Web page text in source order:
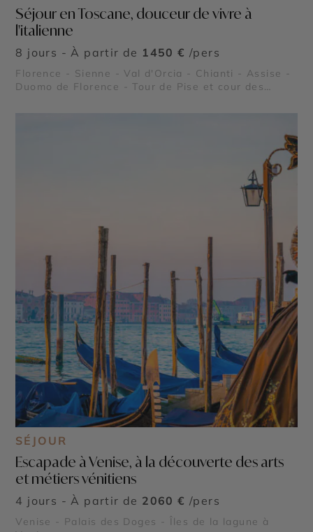
Séjour en Toscane, douceur de vivre à
l'italienne
8 jours - À partir de 1450 € /pers
Florence - Sienne - Val d'Orcia - Chianti - Assise -
Duomo de Florence - Tour de Pise et cour des
SÉJOUR
Escapade à Venise, à la découverte des arts
et métiers vénitiens
4 jours - À partir de 2060 € /pers
Venise - Palais des Doges - Îles de la lagune à